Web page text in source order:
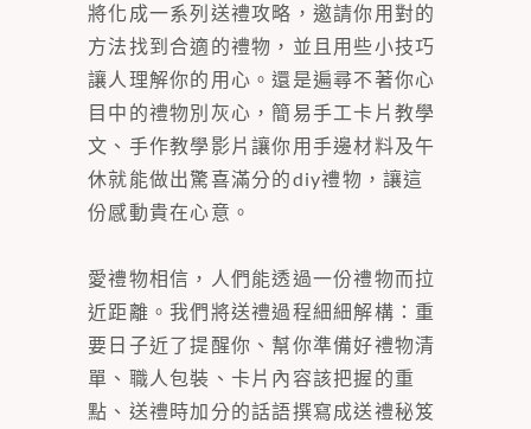
將化成一系列送禮攻略，邀請你用對的
方法找到合適的禮物，並且用些小技巧
讓人理解你的用心。還是遍尋不著你心
目中的禮物別灰心，簡易手工卡片教學
文、手作教學影片讓你用手邊材料及午
休就能做出驚喜滿分的diy禮物，讓這
份感動貴在心意。
愛禮物相信，人們能透過一份禮物而拉
近距離。我們將送禮過程細細解構：重
要日子近了提醒你、幫你準備好禮物清
單、職人包裝、卡片內容該把握的重
點、送禮時加分的話語撰寫成送禮秘笈